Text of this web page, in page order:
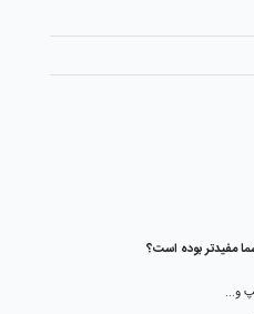
مفیدتر بوده است؟
و...